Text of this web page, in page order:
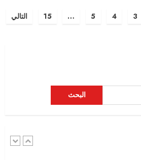
3
4
5
…
15 التالي
البحث
المجلة الامريكية الدولية العدد السابع
الجزء الثالث
العدد الثاني عشر – الجزء الاول – الخاص
بوقائع المؤتمر العلمي الدولي التاسع